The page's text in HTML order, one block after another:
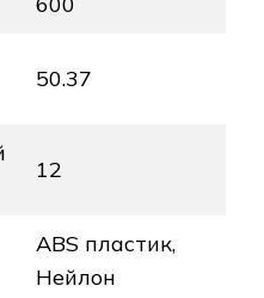
50.37
12
ABS пластик,
Нейлон